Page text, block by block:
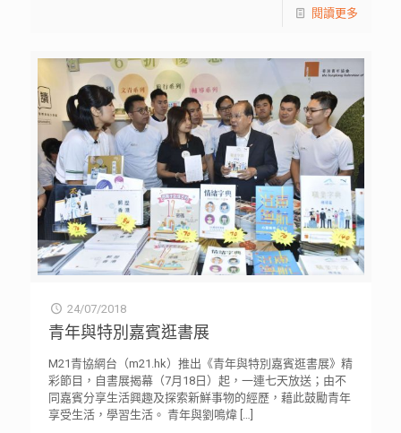
閱讀更多
24/07/2018
青年與特別嘉賓逛書展
M21青協網台（m21.hk）推出《青年與特別嘉賓逛書展》精
彩節目，自書展揭幕（7月18日）起，一連七天放送；由不
同嘉賓分享生活興趣及探索新鮮事物的經歷，藉此鼓勵青年
享受生活，學習生活。 青年與劉鳴煒[…]